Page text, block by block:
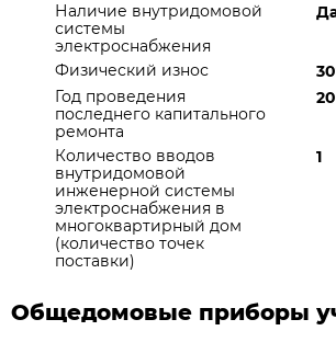
Наличие внутридомовой
системы
электроснабжения
Физический износ
Год проведения
последнего капитального
ремонта
Количество вводов
внутридомовой
инженерной системы
электроснабжения в
многоквартирный дом
(количество точек
поставки)
1
Общедомовые приборы